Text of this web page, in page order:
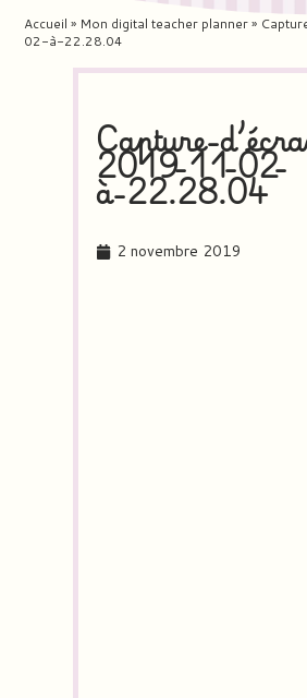
Accueil » Mon digital teacher planner»
02-à-22.28.04
Capture-
2019-11-02-
à-22.28.04
2 novembre 2019